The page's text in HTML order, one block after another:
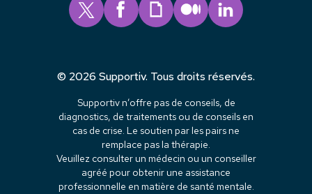
© 2026 Supportiv. Tous droits réservés.
Supportiv n’offre pas de conseils, de
diagnostics, de traitements ou de conseils en
cas de crise. Le soutien par les pairs ne
remplace pas la thérapie.
Veuillez consulter un médecin ou un conseiller
agréé pour obtenir une assistance
professionnelle en matière de santé mentale.